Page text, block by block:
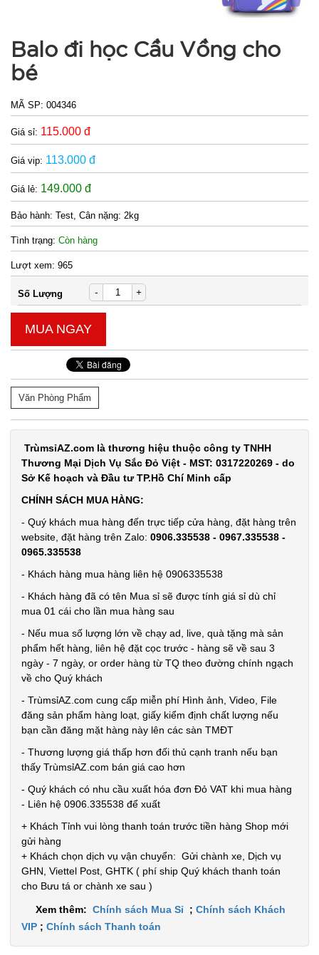
Balo đi học Cầu Vồng cho
bé
MÃ SP: 004346
Giá sỉ: 115.000 đ
Giá vip: 113.000 đ
Giá lẻ: 149.000 đ
Bảo hành: Test, Cân nặng: 2kg
Tình trạng: Còn hàng
Lượt xem: 965
Số Lượng - +
MUA NGAY
Văn Phòng Phẩm
TrùmsỉAZ.com là thương hiệu thuộc công ty TNHH
Thương Mại Dịch Vụ Sắc Đỏ Việt - MST: 0317220269 - do
Sở Kế hoạch và Đầu tư TP.Hồ Chí Minh cấp
CHÍNH SÁCH MUA HÀNG:
- Quý khách mua hàng đến trực tiếp cửa hàng, đặt hàng trên
website, đặt hàng trên Zalo: 0906.335538 - 0967.335538 -
0965.335538
- Khách hàng mua hàng liên hệ 0906335538
- Khách hàng đã có tên Mua sỉ sẽ được tính giá sỉ dù chỉ
mua 01 cái cho lần mua hàng sau
- Nếu mua số lượng lớn về chạy ad, live, quà tặng mà sản
phẩm hết hàng, liên hệ đặt cọc trước - hàng sẽ về sau 3
ngày - 7 ngày, or order hàng từ TQ theo đường chính ngạch
về cho Quý khách
- TrùmsỉAZ.com cung cấp miễn phí Hình ảnh, Video, File
đăng sản phẩm hàng loạt, giấy kiểm định chất lượng nếu
bạn cần đăng mặt hàng này lên các sàn TMĐT
- Thương lượng giá thấp hơn đối thủ cạnh tranh nếu bạn
thấy TrùmsỉAZ.com bán giá cao hơn
- Quý khách có nhu cầu xuất hóa đơn Đỏ VAT khi mua hàng
- Liên hệ 0906.335538 để xuất
+ Khách Tỉnh vui lòng thanh toán trước tiền hàng Shop mới
gửi hàng
+ Khách chọn dịch vụ vận chuyển: Gửi chành xe, Dịch vụ
GHN, Viettel Post, GHTK ( phí ship Quý khách thanh toán
cho Bưu tá or chành xe sau )
Xem thêm: Chính sách Mua Sỉ ; Chính sách Khách
VIP ; Chính sách Thanh toán
usb dây dài
vat )
MÃ
38.000 đ
CÒN HÀNG
1T ,
Đặt
hàng
tình nhân
love MÃ
000928
9.900 đ
CÒN HÀNG
hành:
Test